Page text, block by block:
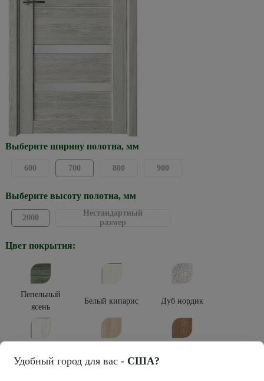
Выберите ширину полотна, мм
600 700 800 900
Выберите высоту полотна, мм
2000
Нестандартный
размер
Цвет покрытия:
Пепельный
ясень
Белый кипарис Дуб нордик
Кедр снежный
мокко
Удобный город для вас - США?